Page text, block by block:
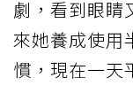
劇，看到眼睛
來她養成使用
慣，現在一天